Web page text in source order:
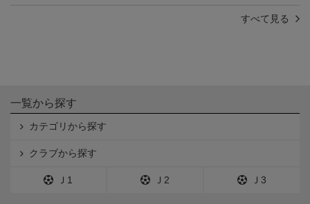
すべて見る
一覧から探す
カテゴリから探す
クラブから探す
Ｊ1 Ｊ2 Ｊ3